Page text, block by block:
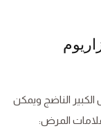
الناضج ويمكن
المرض: